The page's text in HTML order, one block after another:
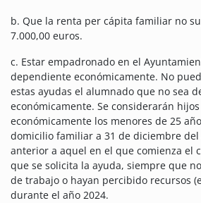
b. Que la renta per cápita familiar no
7.000,00 euros.
c. Estar empadronado en el
dependiente económicamente. No
estas ayudas el alumnado que no sea
económicamente. Se considerarán
económicamente los menores de 25
domicilio familiar a 31 de diciembre
anterior a aquel en el que comienza el
que se solicita la ayuda, siempre que
de trabajo o hayan percibido recursos
durante el año 2024.